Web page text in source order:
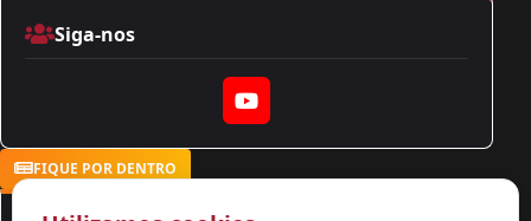
Siga-nos
YouTube
FIQUE POR DENTRO